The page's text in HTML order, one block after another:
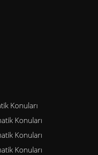
Konuları
Konuları
Konuları
Konuları